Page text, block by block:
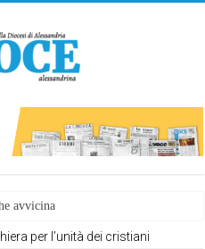
avvicina
per l’unità dei cristiani